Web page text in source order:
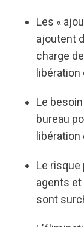
Les «
ajoutent
charge
Le
bureau
Le
agents
sont